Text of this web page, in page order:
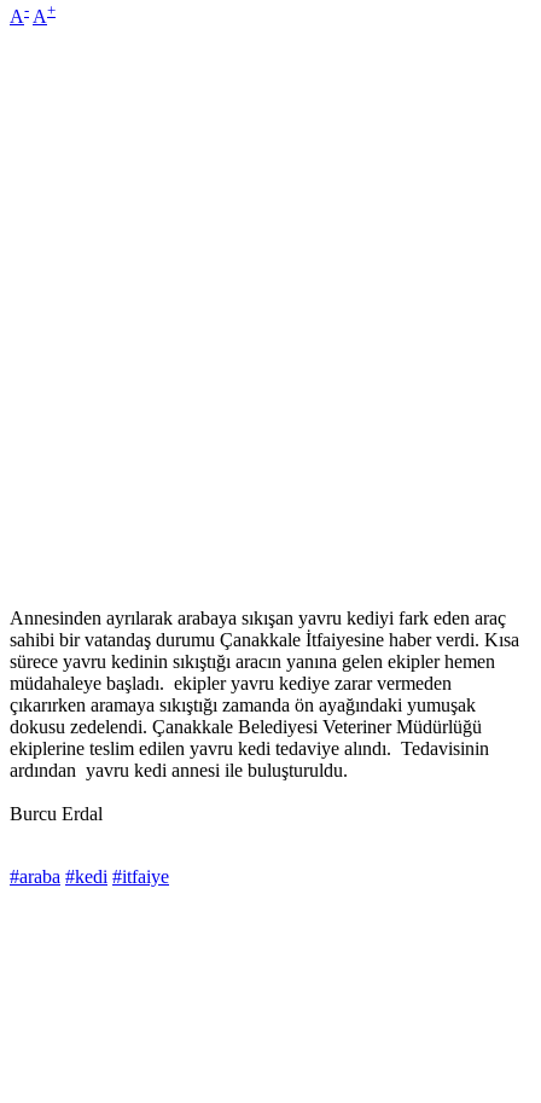
A- A+
Annesinden ayrılarak arabaya sıkışan yavru kediyi fark eden araç
sahibi bir vatandaş durumu Çanakkale İtfaiyesine haber verdi. Kısa
sürece yavru kedinin sıkıştığı aracın yanına gelen ekipler hemen
müdahaleye başladı. ekipler yavru kediye zarar vermeden
çıkarırken aramaya sıkıştığı zamanda ön ayağındaki yumuşak
dokusu zedelendi. Çanakkale Belediyesi Veteriner Müdürlüğü
ekiplerine teslim edilen yavru kedi tedaviye alındı. Tedavisinin
ardından yavru kedi annesi ile buluşturuldu.
Burcu Erdal
#araba #kedi #itfaiye